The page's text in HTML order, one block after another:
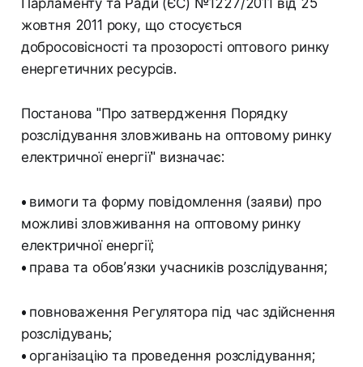
жовтня 2011 року, що стосується
добросовісності та прозорості оптового ринку
енергетичних ресурсів.
Постанова "Про затвердження Порядку
розслідування зловживань на оптовому ринку
електричної енергії" визначає:
• вимоги та форму повідомлення (заяви) про
можливі зловживання на оптовому ринку
електричної енергії;
• права та обов’язки учасників розслідування;
• повноваження Регулятора під час здійснення
розслідувань;
•організацію та проведення розслідування;